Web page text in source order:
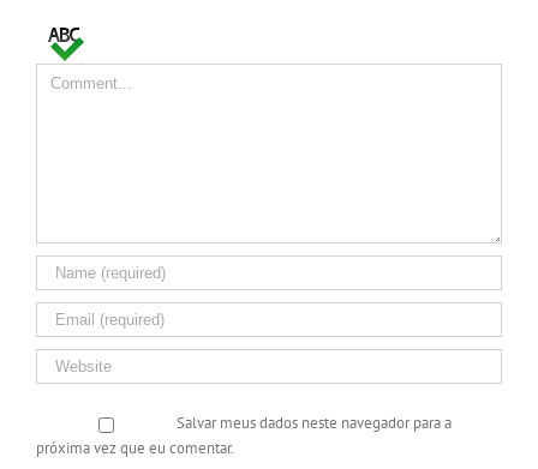
Comment
Salvar meus dados neste navegador para a
próxima vez que eu comentar.